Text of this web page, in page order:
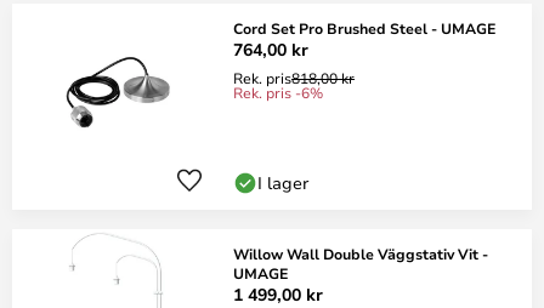
Cord Set Pro Brushed Steel - UMAGE
764,00 kr
Rek. pris818,00 kr
Rek. pris -6%
I lager
Willow Wall Double Väggstativ Vit -
UMAGE
1 499,00 kr